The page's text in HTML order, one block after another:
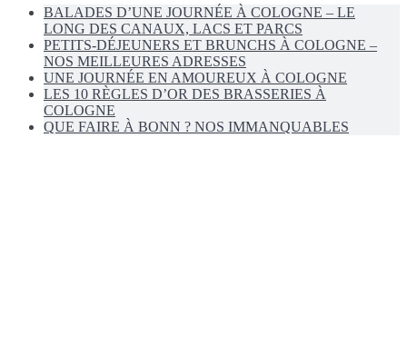
BALADES D’UNE JOURNÉE À COLOGNE – LE
LONG DES CANAUX, LACS ET PARCS
PETITS-DÉJEUNERS ET BRUNCHS À COLOGNE –
NOS MEILLEURES ADRESSES
UNE JOURNÉE EN AMOUREUX À COLOGNE
LES 10 RÈGLES D’OR DES BRASSERIES À
COLOGNE
QUE FAIRE À BONN ? NOS IMMANQUABLES